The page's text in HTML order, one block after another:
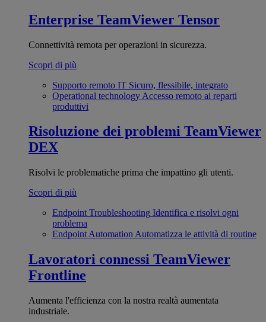
Enterprise TeamViewer Tensor
Connettività remota per operazioni in sicurezza.
Scopri di più
Supporto remoto IT Sicuro, flessibile, integrato
Operational technology Accesso remoto ai reparti
produttivi
Risoluzione dei problemi TeamViewer
DEX
Risolvi le problematiche prima che impattino gli utenti.
Scopri di più
Endpoint Troubleshooting Identifica e risolvi ogni
problema
Endpoint Automation Automatizza le attività di routine
Lavoratori connessi TeamViewer
Frontline
Aumenta l'efficienza con la nostra realtà aumentata
industriale.